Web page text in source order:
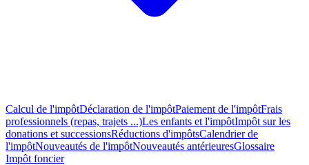
Calcul de l'impôtDéclaration de l'impôtPaiement de l'impôtFrais
professionnels (repas, trajets ...)Les enfants et l'impôtImpôt sur les
donations et successionsRéductions d'impôtsCalendrier de
l'impôtNouveautés de l'impôtNouveautés antérieuresGlossaire
Impôt foncier